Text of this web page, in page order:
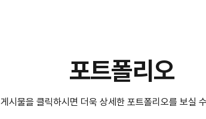
포트폴리오
게시물을 클릭하시면 더욱 상세한 포트폴리오를 보실